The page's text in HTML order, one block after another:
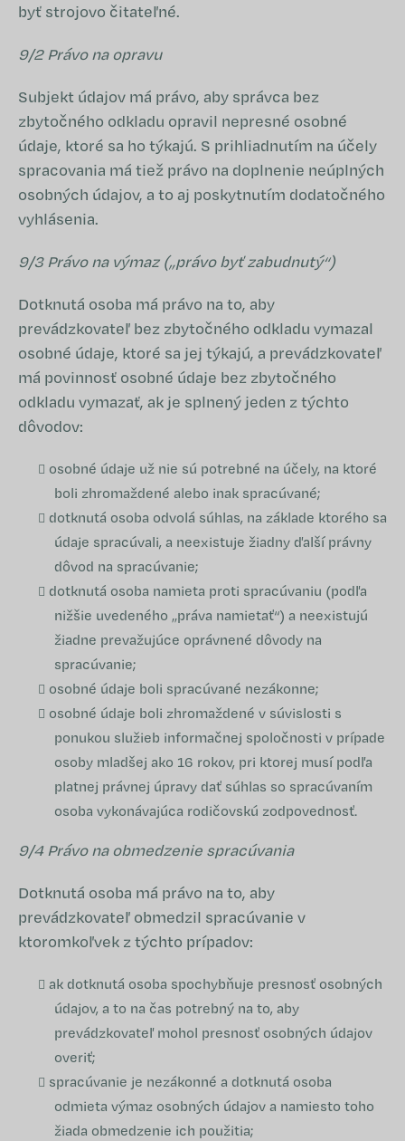
byť strojovo čitateľné.
9/2 Právo na opravu
Subjekt údajov má právo, aby správca bez
zbytočného odkladu opravil nepresné osobné
údaje, ktoré sa ho týkajú. S prihliadnutím na účely
spracovania má tiež právo na doplnenie neúplných
osobných údajov, a to aj poskytnutím dodatočného
vyhlásenia.
9/3 Právo na výmaz („právo byť zabudnutý“)
Dotknutá osoba má právo na to, aby
prevádzkovateľ bez zbytočného odkladu vymazal
osobné údaje, ktoré sa jej týkajú, a prevádzkovateľ
má povinnosť osobné údaje bez zbytočného
odkladu vymazať, ak je splnený jeden z týchto
dôvodov:
osobné údaje už nie sú potrebné na účely, na ktoré
boli zhromaždené alebo inak spracúvané;
dotknutá osoba odvolá súhlas, na základe ktorého sa
údaje spracúvali, a neexistuje žiadny ďalší právny
dôvod na spracúvanie;
dotknutá osoba namieta proti spracúvaniu (podľa
nižšie uvedeného „práva namietať“) a neexistujú
žiadne prevažujúce oprávnené dôvody na
spracúvanie;
osobné údaje boli spracúvané nezákonne;
osobné údaje boli zhromaždené v súvislosti s
ponukou služieb informačnej spoločnosti v prípade
osoby mladšej ako 16 rokov, pri ktorej musí podľa
platnej právnej úpravy dať súhlas so spracúvaním
osoba vykonávajúca rodičovskú zodpovednosť.
9/4 Právo na obmedzenie spracúvania
Dotknutá osoba má právo na to, aby
prevádzkovateľ obmedzil spracúvanie v
ktoromkoľvek z týchto prípadov:
ak dotknutá osoba spochybňuje presnosť osobných
údajov, a to na čas potrebný na to, aby
prevádzkovateľ mohol presnosť osobných údajov
overiť;
spracúvanie je nezákonné a dotknutá osoba
odmieta výmaz osobných údajov a namiesto toho
žiada obmedzenie ich použitia;